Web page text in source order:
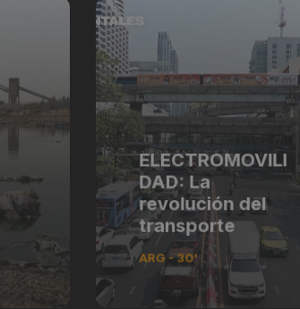
ELECTROMOVILI
DAD: La
revolución del
transporte
ARG - 30'